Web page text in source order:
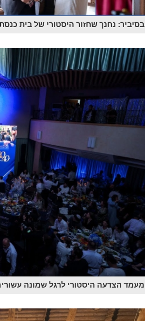
בסיביר: נחנך שחזור היסטורי של בית
מעמד הצדעה היסטורי לרגל שמונה